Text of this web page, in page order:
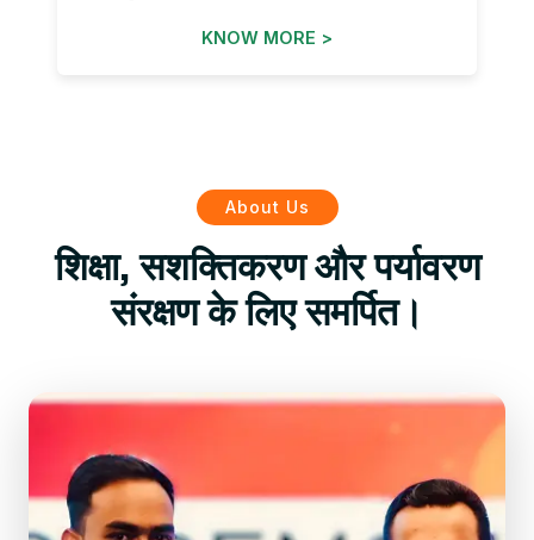
KNOW MORE >
About Us
शिक्षा, सशक्तिकरण और पर्यावरण
संरक्षण के लिए समर्पित।